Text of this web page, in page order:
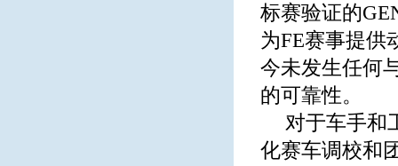
标赛验证的
为FE赛事提供
今未发生任何
的可靠性。
对于车手和
化赛车调校和